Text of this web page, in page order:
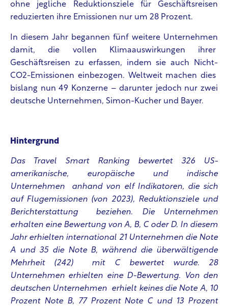
ohne jegliche Reduktionsziele für Geschäftsreisen
reduzierten ihre Emissionen nur um 28 Prozent.
In diesem Jahr begannen fünf weitere Unternehmen
damit, die vollen Klimaauswirkungen ihrer
Geschäftsreisen zu erfassen, indem sie auch Nicht-
CO2-Emissionen einbezogen. Weltweit machen dies
bislang nun 49 Konzerne – darunter jedoch nur zwei
deutsche Unternehmen, Simon-Kucher und Bayer.
Hintergrund
Das Travel Smart Ranking bewertet 326 US-
amerikanische, europäische und indische
Unternehmen anhand von elf Indikatoren, die sich
auf Flugemissionen (von 2023), Reduktionsziele und
Berichterstattung beziehen. Die Unternehmen
erhalten eine Bewertung von A, B, C oder D. In diesem
Jahr erhielten international 21 Unternehmen die Note
A und 35 die Note B, während die überwältigende
Mehrheit (242) mit C bewertet wurde. 28
Unternehmen erhielten eine D-Bewertung. Von den
deutschen Unternehmen erhielt keines die Note A, 10
Prozent Note B, 77 Prozent Note C und 13 Prozent